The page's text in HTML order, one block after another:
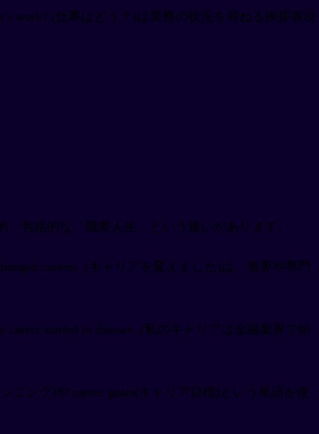
work? (仕事はどう？)は業務の状況を尋ねる挨拶表現
包括的な「職業人生」という違いがあります。
careers. (キャリアを変えました)は、業界や専門
started in finance. (私のキャリアは金融業界で始
ニング)や career goals(キャリア目標)という単語を使